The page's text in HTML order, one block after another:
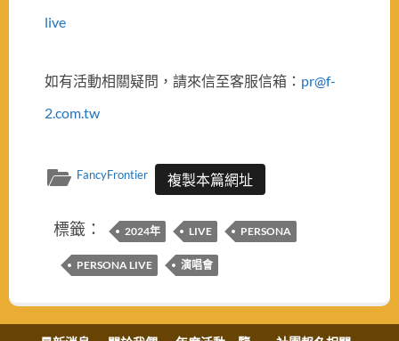
live
如有活動相關疑問，請來信至客服信箱： pr@f-
2.com.tw
FancyFrontier 複製本篇網址
標籤： 2024年 LIVE PERSONA
PERSONA LIVE 演唱會